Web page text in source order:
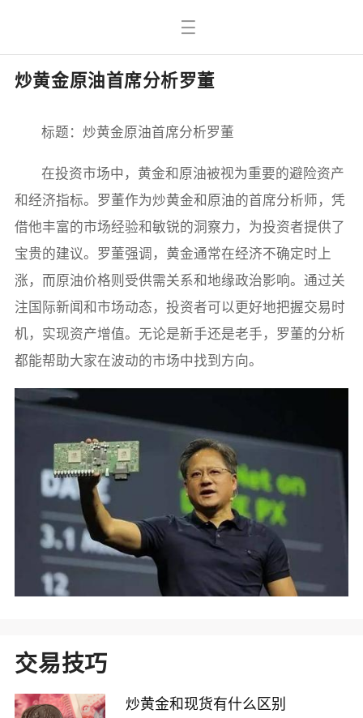
炒黄金原油首席分析罗董
标题：炒黄金原油首席分析罗董
在投资市场中，黄金和原油被视为重要的避险资产
和经济指标。罗董作为炒黄金和原油的首席分析师，凭
借他丰富的市场经验和敏锐的洞察力，为投资者提供了
宝贵的建议。罗董强调，黄金通常在经济不确定时上
涨，而原油价格则受供需关系和地缘政治影响。通过关
注国际新闻和市场动态，投资者可以更好地把握交易时
机，实现资产增值。无论是新手还是老手，罗董的分析
都能帮助大家在波动的市场中找到方向。
交易技巧
炒黄金和现货有什么区别